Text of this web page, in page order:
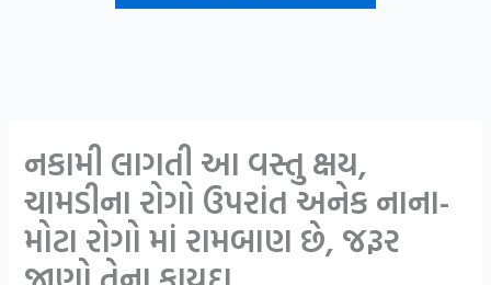
નકામી લાગતી આ વસ્તુ ક્ષય,
ચામડીના રોગો ઉપરાંત અનેક નાના-
મોટા રોગો માં રામબાણ છે, જરૂર